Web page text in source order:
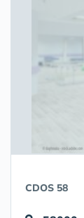
CDOS 58